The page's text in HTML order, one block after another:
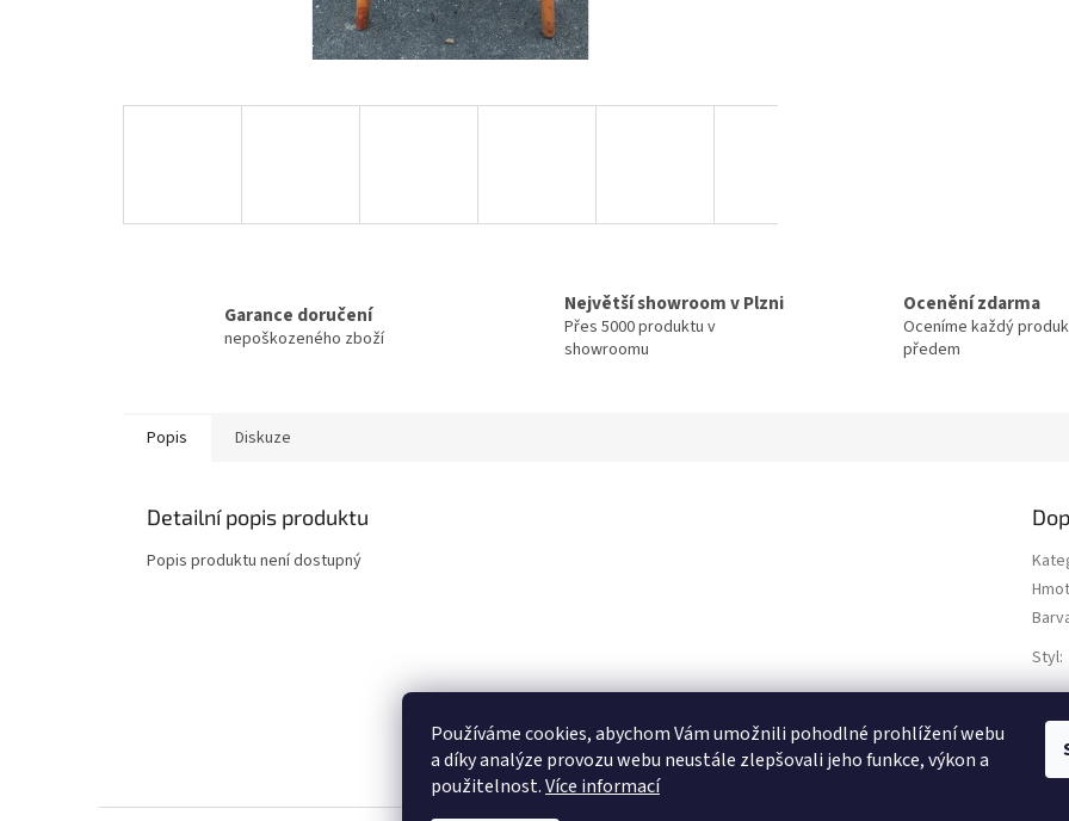
Používáme cookies, abychom Vám umožnili pohodlné prohlížení webu
a díky analýze provozu webu neustále zlepšovali jeho funkce, výkon a
použitelnost.Více informací
Garance doručení
nepoškozeného zboží
Největší showroom v Plzni
Přes 5000 produktu v
showroomu
Ocenění zdarma
Oceníme každý
předem
Popis Diskuze
Detailní popis produktu
Popis produktu není dostupný
Styl:
Typ